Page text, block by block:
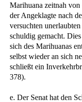
Marihuana zeitnah
der Angeklagte nach
versuchten
schuldig gemacht.
sich des Marihuanas
selbst wieder an sich
schließt ein
378).
e. Der Senat hat den